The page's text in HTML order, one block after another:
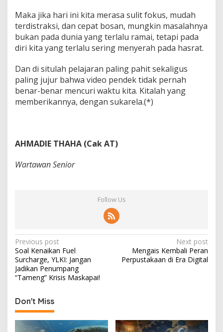
Maka jika hari ini kita merasa sulit fokus, mudah
terdistraksi, dan cepat bosan, mungkin masalahnya
bukan pada dunia yang terlalu ramai, tetapi pada
diri kita yang terlalu sering menyerah pada hasrat.
Dan di situlah pelajaran paling pahit sekaligus
paling jujur bahwa video pendek tidak pernah
benar-benar mencuri waktu kita. Kitalah yang
memberikannya, dengan sukarela.(*)
AHMADIE THAHA (Cak AT)
Wartawan Senior
Follow Us
P
o
s
t
n
a
Previous post
Soal Kenaikan Fuel
Surcharge, YLKI: Jangan
Jadikan Penumpang
“Tameng” Krisis Maskapai!
Next post
Mengais Kembali Peran
Perpustakaan di Era Digital
Don't Miss